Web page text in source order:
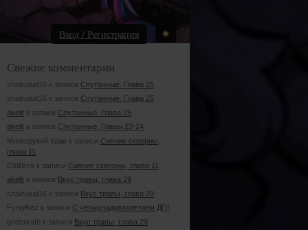
Вход / Регистрация
Свежие комментарии
shaihulud16 к записи Спутанные. Глава 25
shaihulud16 к записи Спутанные. Глава 25
akelit к записи Спутанные. Глава 25
akelit к записи Спутанные. Главы 23-24
Многорукий Удав к записи Сияние скверны,
глава 11
OldBros к записи Сияние скверны, глава 11
akelit к записи Вкус травы, глава 29
shaihulud16 к записи Вкус травы, глава 29
FynjyKez к записи С четырнадцатилетием ДП!
gedzerath к записи Вкус травы, глава 29